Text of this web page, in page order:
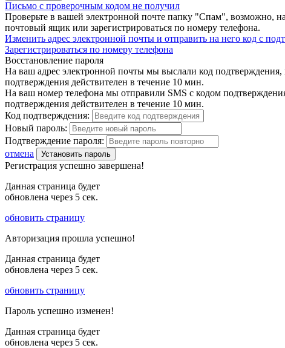
Письмо с проверочным кодом не получил
Проверьте в вашей электронной почте папку "Спам", возможно,
почтовый ящик или зарегистрироваться по номеру телефона.
Изменить адрес электронной почты и отправить на него код с
Зарегистрироваться по номеру телефона
Восстановление пароля
На ваш адрес электронной почты мы выслали код
подтверждения действителен в течение 10 мин.
На ваш номер телефона мы отправили SMS с кодом
подтверждения действителен в течение 10 мин.
Код подтверждения:
Новый пароль:
Подтверждение пароля:
отмена
Установить пароль
Регистрация успешно завершена!
Данная страница будет
обновлена через 5 сек.
обновить страницу
Авторизация прошла успешно!
Данная страница будет
обновлена через 5 сек.
обновить страницу
Пароль успешно изменен!
Данная страница будет
обновлена через 5 сек.